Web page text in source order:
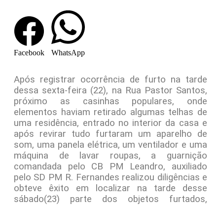
Facebook WhatsApp
Após registrar ocorrência de furto na tarde
dessa sexta-feira (22), na Rua Pastor Santos,
próximo as casinhas populares, onde
elementos haviam retirado algumas telhas de
uma residência, entrado no interior da casa e
após revirar tudo furtaram um aparelho de
som, uma panela elétrica, um ventilador e uma
máquina de lavar roupas, a guarnição
comandada pelo CB PM Leandro, auxiliado
pelo SD PM R. Fernandes realizou diligências e
obteve êxito em localizar na tarde desse
sábado(23) parte dos objetos furtados,